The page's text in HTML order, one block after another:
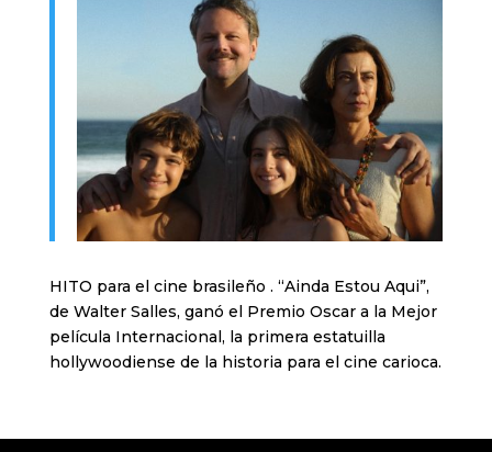
HITO para el cine brasileño . “Ainda Estou Aqui”,
de Walter Salles, ganó el Premio Oscar a la Mejor
película Internacional, la primera estatuilla
hollywoodiense de la historia para el cine carioca.